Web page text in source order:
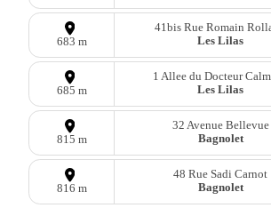
683 m
41bis Rue Romain
Les Lilas
685 m
1 Allee du Docteur
Les Lilas
815 m
32 Avenue Bellevue
Bagnolet
816 m
48 Rue Sadi Carnot
Bagnolet